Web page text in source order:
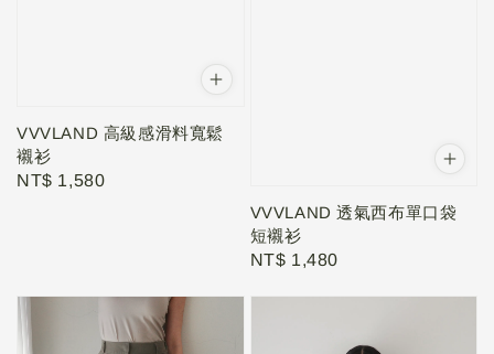
VVVLAND 高級感滑料寬鬆
襯衫
Regular
NT$ 1,580
VVVLAND 透氣西布單口袋
短襯衫
Regular
NT$ 1,480